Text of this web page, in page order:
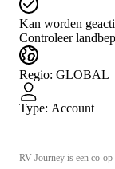
Kan worden
Controleer
Regio: GLOBAL
Type: Account
RV Journey is een co-